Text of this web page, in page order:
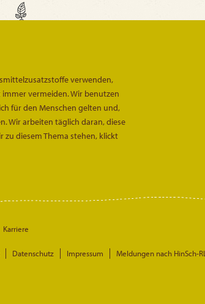
verwenden,
vermeiden. Wir benutzen
für den Menschen gelten und,
Wir arbeiten täglich daran, diese
diesem Thema stehen, klickt
Karriere
Datenschutz Impressum Meldungen nach HinSch-RL